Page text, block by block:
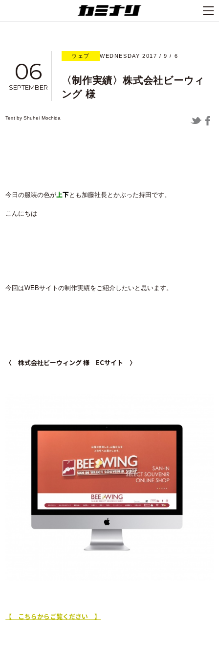
06
SEPTEMBER
ウェブ WEDNESDAY 2017 / 9 / 6
〈制作実績〉株式会社ビーウィ
ング 様
Text byShuhei Mochida
今日の服装の色が上下とも加藤社長とかぶった持田です。
こんにちは
今回はWEBサイトの制作実績をご紹介したいと思います。
〈 株式会社ビーウィング 様 ECサイト 〉
【 こちらからご覧ください 】